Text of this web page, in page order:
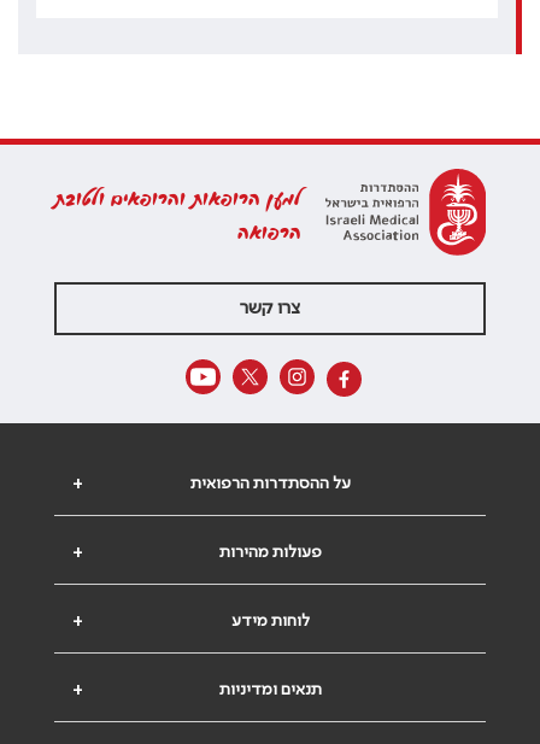
למען הרופאות והרופאים ולטובת
הרפואה
צרו קשר
+ על ההסתדרות הרפואית
+ פעולות מהירות
+ לוחות מידע
+ תנאים ומדיניות